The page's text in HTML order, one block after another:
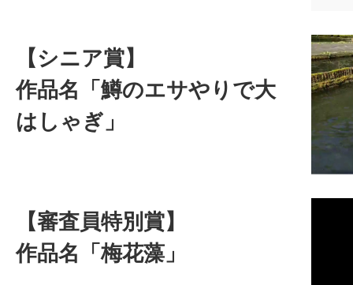
【シニア賞】
作品名「鱒のエサやりで大
はしゃぎ」
【審査員特別賞】
作品名「梅花藻」